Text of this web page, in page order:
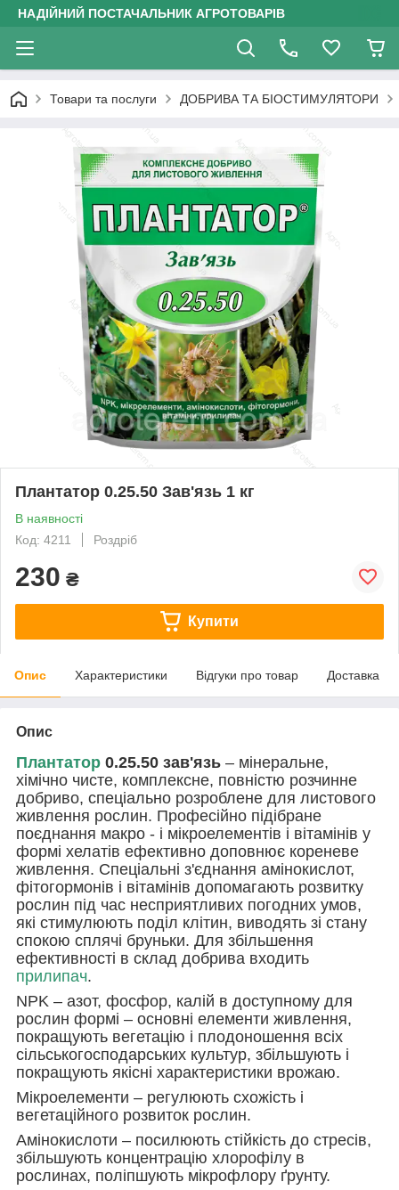
НАДІЙНИЙ ПОСТАЧАЛЬНИК АГРОТОВАРІВ
Товари та послуги ДОБРИВА ТА БІОСТИМУЛЯТОРИ
Плантатор 0.25.50 Зав'язь 1 кг
В наявності
Код: 4211
Роздріб
230 ₴
Купити
Опис Характеристики Відгуки про товар Доставка
Опис
Плантатор 0.25.50 зав'язь – мінеральне,
хімічно чисте, комплексне, повністю розчинне
добриво, спеціально розроблене для листового
живлення рослин. Професійно підібране
поєднання макро - і мікроелементів і вітамінів у
формі хелатів ефективно доповнює кореневе
живлення. Спеціальні з'єднання амінокислот,
фітогормонів і вітамінів допомагають розвитку
рослин під час несприятливих погодних умов,
які стимулюють поділ клітин, виводять зі стану
спокою сплячі бруньки. Для збільшення
ефективності в склад добрива входить
прилипач.
NPK – азот, фосфор, калій в доступному для
рослин формі – основні елементи живлення,
покращують вегетацію і плодоношення всіх
сільськогосподарських культур, збільшують і
покращують якісні характеристики врожаю.
Мікроелементи – регулюють схожість і
вегетаційного розвиток рослин.
Амінокислоти – посилюють стійкість до стресів,
збільшують концентрацію хлорофілу в
рослинах, поліпшують мікрофлору ґрунту.